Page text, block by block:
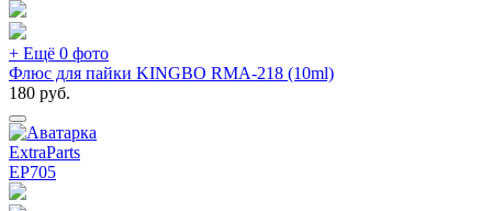
+ Ещё 0 фото
Флюс для пайки KINGBO RMA-218 (10ml)
180 руб.
ExtraParts
EP705